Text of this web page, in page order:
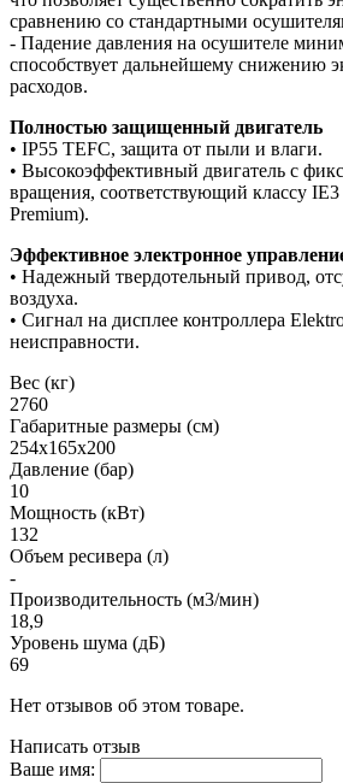
сравнению со стандартными
- Падение давления на осушителе
способствует дальнейшему снижению
расходов.
Полностью защищенный двигатель
• IP55 TEFC, защита от пыли и влаги.
• Высокоэффективный двигатель с
вращения, соответствующий классу
Premium).
Эффективное электронное
• Надежный твердотельный привод,
воздуха.
• Сигнал на дисплее контроллера
неисправности.
Вес (кг)
2760
Габаритные размеры (см)
254х165х200
Давление (бар)
10
Мощность (кВт)
132
Объем ресивера (л)
-
Производительность (м3/мин)
18,9
Уровень шума (дБ)
69
Нет отзывов об этом товаре.
Написать отзыв
Ваше имя: